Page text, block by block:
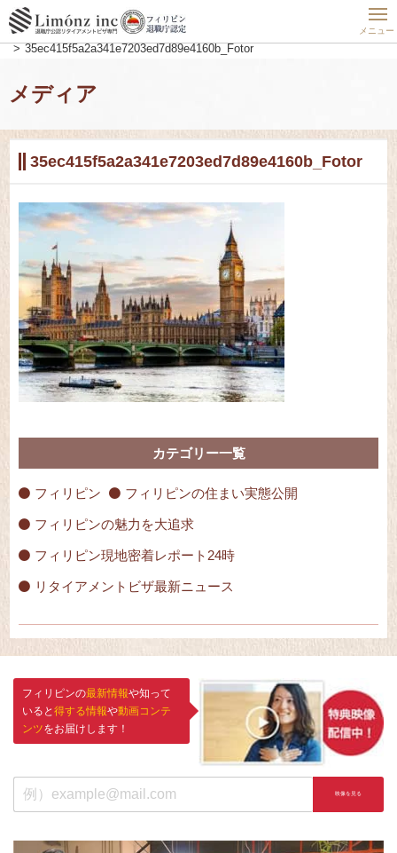
メニュー
ホーム フィリピン最新動向
海外移住には向かないかも…世界の税金が高い国TOP10
35ec415f5a2a341e7203ed7d89e4160b_Fotor
メディア
35ec415f5a2a341e7203ed7d89e4160b_Fotor
カテゴリー一覧
フィリピン フィリピンの住まい実態公開
フィリピンの魅力を大追求
フィリピン現地密着レポート24時
リタイアメントビザ最新ニュース
フィリピンの最新情報や知って
いると 得する情報や動画コンテ
ンツをお届けします！